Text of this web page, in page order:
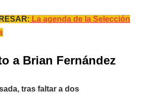
La agenda de la Selección
a Brian Fernández
tras faltar a dos